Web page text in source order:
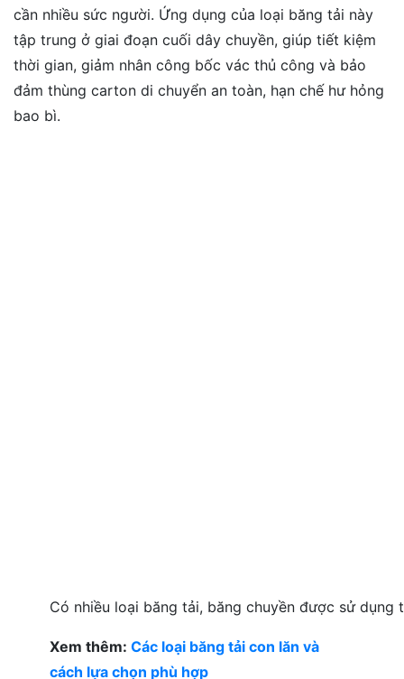
cần nhiều sức người. Ứng dụng của loại băng tải này
tập trung ở giai đoạn cuối dây chuyền, giúp tiết kiệm
thời gian, giảm nhân công bốc vác thủ công và bảo
đảm thùng carton di chuyển an toàn, hạn chế hư hỏng
bao bì.
Có nhiều loại băng tải, băng chuyền được sử
Xem thêm: Các loại băng tải con lăn và
cách lựa chọn phù hợp